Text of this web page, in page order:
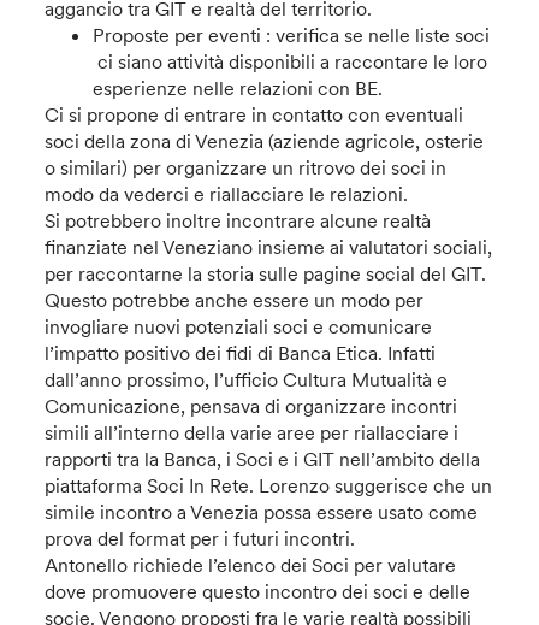
aggancio tra GIT e realtà del territorio.
Proposte per eventi : verifica se nelle liste soci
ci siano attività disponibili a raccontare le loro
esperienze nelle relazioni con BE.
Ci si propone di entrare in contatto con eventuali
soci della zona di Venezia (aziende agricole, osterie
o similari) per organizzare un ritrovo dei soci in
modo da vederci e riallacciare le relazioni.
Si potrebbero inoltre incontrare alcune realtà
finanziate nel Veneziano insieme ai valutatori sociali,
per raccontarne la storia sulle pagine social del GIT.
Questo potrebbe anche essere un modo per
invogliare nuovi potenziali soci e comunicare
l’impatto positivo dei fidi di Banca Etica. Infatti
dall’anno prossimo, l’ufficio Cultura Mutualità e
Comunicazione, pensava di organizzare incontri
simili all’interno della varie aree per riallacciare i
rapporti tra la Banca, i Soci e i GIT nell’ambito della
piattaforma Soci In Rete. Lorenzo suggerisce che un
simile incontro a Venezia possa essere usato come
prova del format per i futuri incontri.
Antonello richiede l’elenco dei Soci per valutare
dove promuovere questo incontro dei soci e delle
socie. Vengono proposti fra le varie realtà possibili